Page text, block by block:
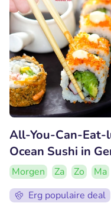
All-You-Can-Eat-
Ocean Sushi in
Morgen Za Zo Ma
Erg populaire deal